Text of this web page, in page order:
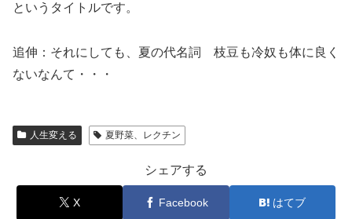
というタイトルです。
追伸：それにしても、夏の代名詞 枝豆も冷奴も体に良く
ないなんて・・・
人生変える 夏野菜、レクチン
シェアする
X Facebook はてブ